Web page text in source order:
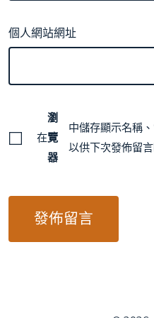
個人網站網址
在
瀏
覽
器
中儲存顯示名稱
以供下次發佈留